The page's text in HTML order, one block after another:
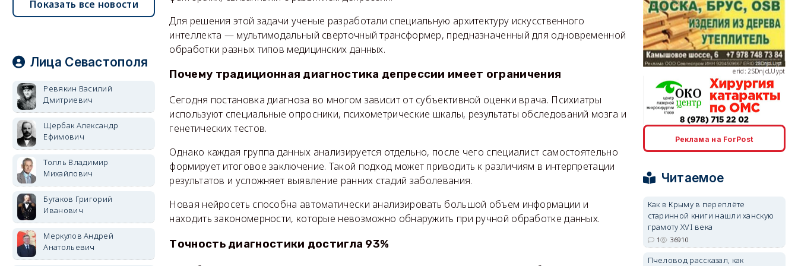
Для решения этой задачи ученые разработали специальную архитектуру искусственного
интеллекта — мультимодальный сверточный трансформер, предназначенный для одновременной
обработки разных типов медицинских данных.
Почему традиционная диагностика депрессии имеет ограничения
Сегодня постановка диагноза во многом зависит от субъективной оценки врача. Психиатры
используют специальные опросники, психометрические шкалы, результаты обследований мозга и
генетических тестов.
Однако каждая группа данных анализируется отдельно, после чего специалист самостоятельно
формирует итоговое заключение. Такой подход может приводить к различиям в интерпретации
результатов и усложняет выявление ранних стадий заболевания.
Новая нейросеть способна автоматически анализировать большой объем информации и
находить закономерности, которые невозможно обнаружить при ручной обработке данных.
Точность диагностики достигла 93%
Показать все новости
Лица Севастополя
Ревякин Василий
Дмитриевич
Щербак Александр
Ефимович
Толль Владимир
Михайлович
Бутаков Григорий
Иванович
Меркулов Андрей
Анатольевич
erid: 2SDnjcLUypt
erid: 2SDnjdPjgYS
Реклама на ForPost
Читаемое
Как в Крыму в переплёте
старинной книги нашли ханскую
грамоту XVI века
1 36910
Пчеловод рассказал, как